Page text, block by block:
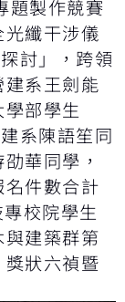
題製作競賽
纖干涉儀
討」，跨領
系王劍能
部學生
系陳語笙同
華同學，
件數合計
校院學生
建築群第
狀六禎暨